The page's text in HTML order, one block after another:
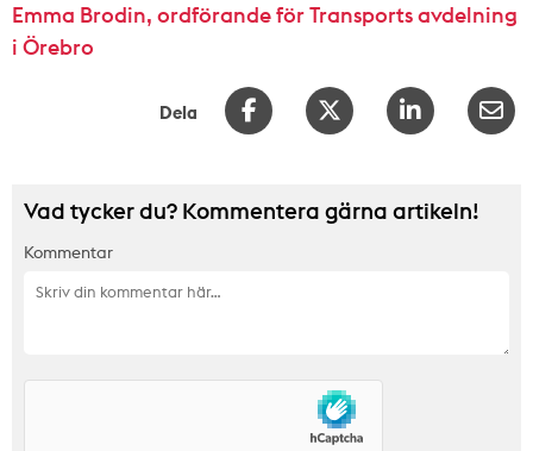
Emma Brodin, ordförande för Transports avdelning
i Örebro
Dela
Vad tycker du? Kommentera gärna artikeln!
Kommentar